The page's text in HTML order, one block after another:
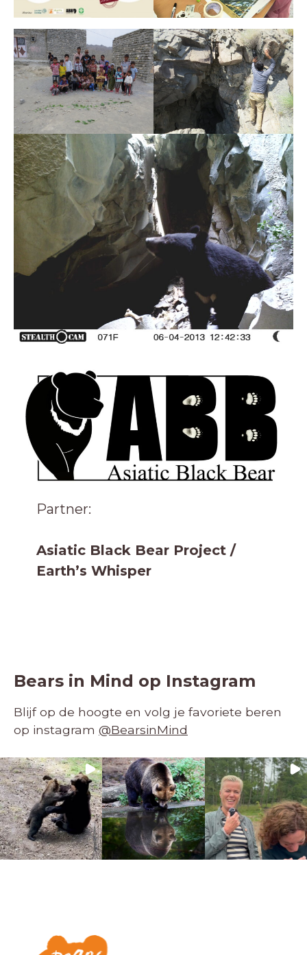
Partner:
Asiatic Black Bear Project /
Earth’s Whisper
Bears in Mind op Instagram
Blijf op de hoogte en volg je favoriete beren
op instagram @BearsinMind